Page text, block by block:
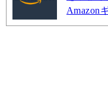
Amazon